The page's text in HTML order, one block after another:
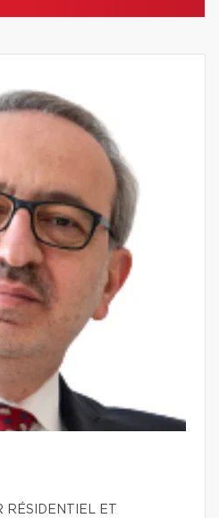
RÉSIDENTIEL ET